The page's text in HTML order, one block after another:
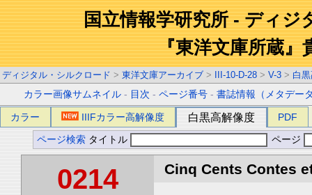
国立情報学研究所 - ディジ
『東洋文庫所蔵』
ディジタル・シルクロード > 東洋文庫アーカイブ > III-10-D-28 > V-3 > 白
カラー画像サムネイル - 目次 -ページ番号 -書誌情報（メタデー
カラー IIIFカラー高解像度 白黒高解像度 PDF
ページ検索 タイトル ページ
0214 Cinq Cents Contes